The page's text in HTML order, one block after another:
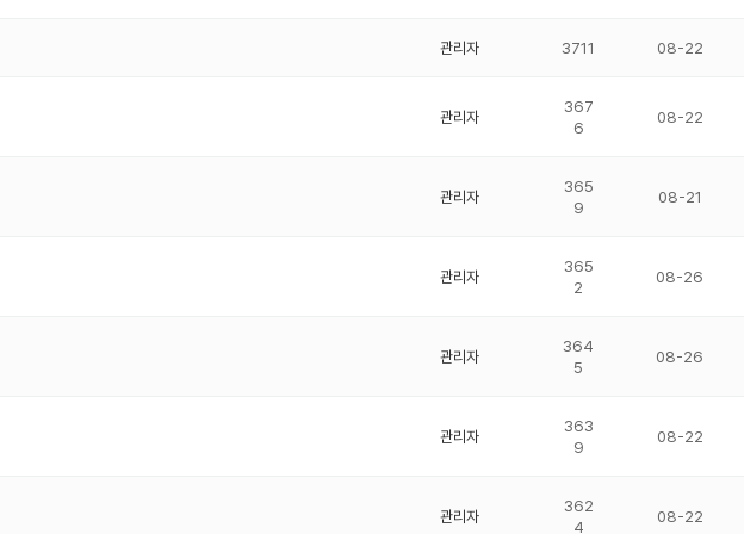
관리자 3711 08-22
관리자
367
6
08-22
관리자
365
9
08-21
관리자
365
2
08-26
관리자
364
5
08-26
관리자
363
9
08-22
관리자
362
4
08-22